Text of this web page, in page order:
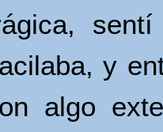
y
algo